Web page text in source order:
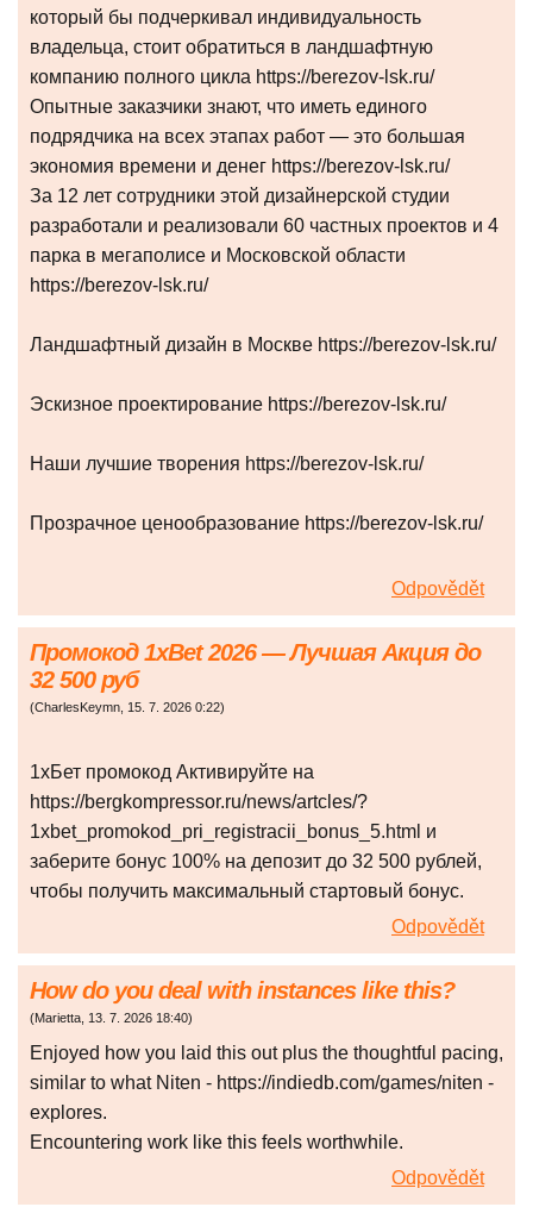
который бы подчеркивал индивидуальность
владельца, стоит обратиться в ландшафтную
компанию полного цикла https://berezov-lsk.ru/
Опытные заказчики знают, что иметь единого
подрядчика на всех этапах работ — это большая
экономия времени и денег https://berezov-lsk.ru/
За 12 лет сотрудники этой дизайнерской студии
разработали и реализовали 60 частных проектов и 4
парка в мегаполисе и Московской области
https://berezov-lsk.ru/
Ландшафтный дизайн в Москве https://berezov-lsk.ru/
Эскизное проектирование https://berezov-lsk.ru/
Наши лучшие творения https://berezov-lsk.ru/
Прозрачное ценообразование https://berezov-lsk.ru/
Odpovědět
Промокод 1xBet 2026 — Лучшая Акция до
32 500 руб
(CharlesKeymn, 15. 7. 2026 0:22)
1хБет промокод Активируйте на
https://bergkompressor.ru/news/artcles/?
1xbet_promokod_pri_registracii_bonus_5.html и
заберите бонус 100% на депозит до 32 500 рублей,
чтобы получить максимальный стартовый бонус.
Odpovědět
How do you deal with instances like this?
(Marietta, 13. 7. 2026 18:40)
Enjoyed how you laid this out plus the thoughtful pacing,
similar to what Niten - https://indiedb.com/games/niten -
explores.
Encountering work like this feels worthwhile.
Odpovědět